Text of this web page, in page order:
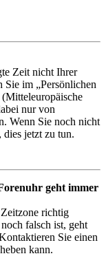
Zeit nicht Ihrer
Sie im „Persönlichen
nur von
Wenn Sie noch nicht
jetzt zu tun.
geht immer
richtig
falsch ist, geht
Sie einen
kann.